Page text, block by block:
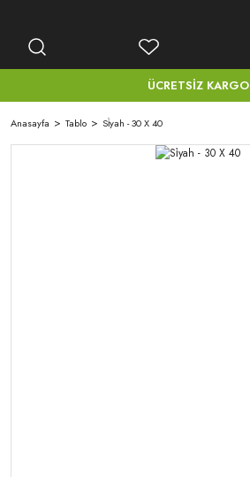
ÜCRETSİZ KARGO
Anasayfa Tablo Si̇yah - 30 X 40